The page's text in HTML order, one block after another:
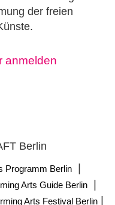
der freien
anmelden
Berlin
Programm Berlin|
Arts Guide Berlin|
Arts Festival Berlin|